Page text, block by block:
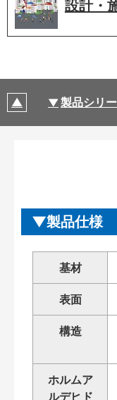
設計・
製品シリ
製品仕様
基材
表面
構造
ホルムア
ルデヒド